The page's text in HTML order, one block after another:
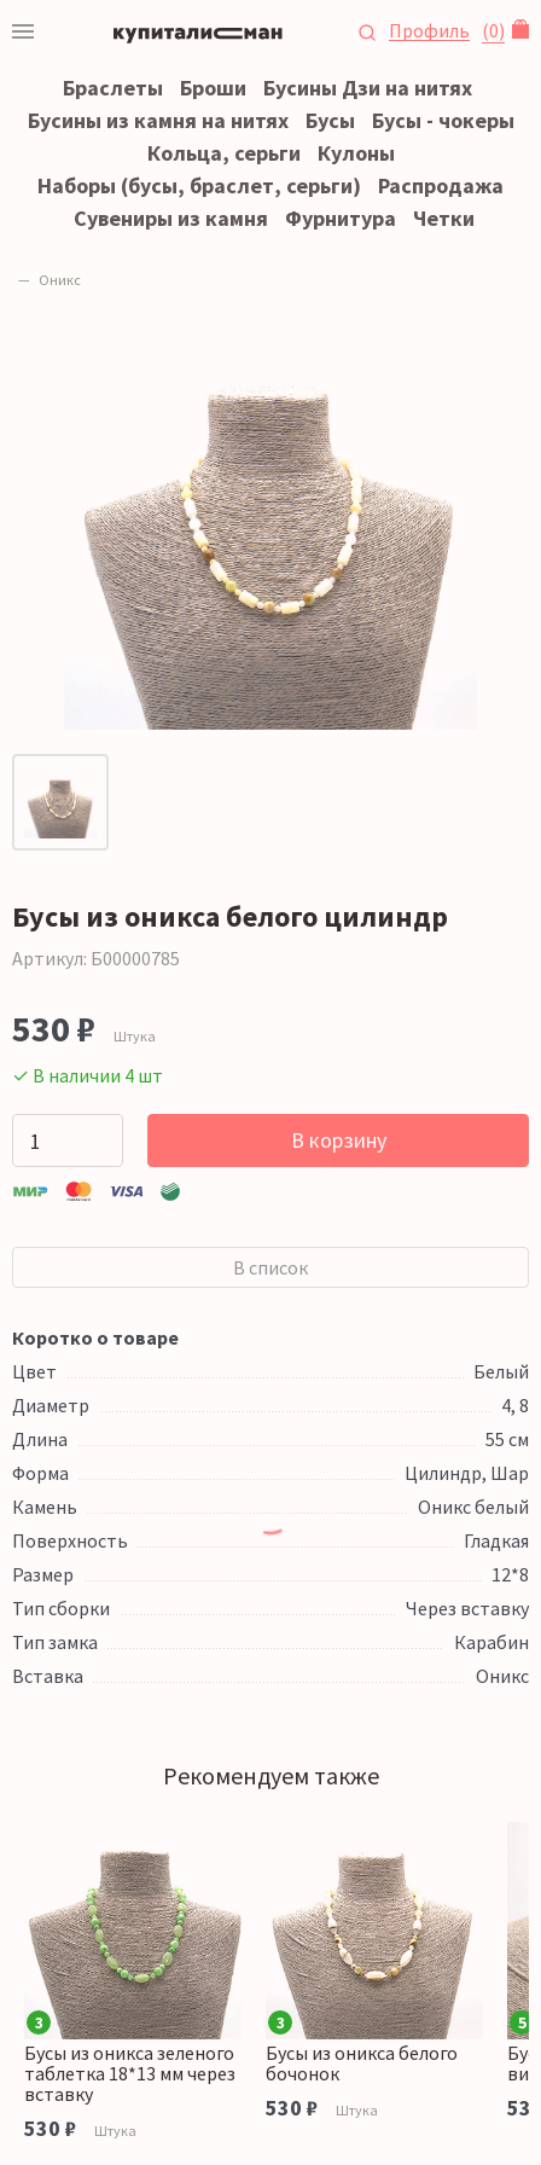
Профиль (0)
Браслеты Броши
Бусины Дзи на нитях
Бусины из камня на нитях
Бусы
Бусы - чокеры
Кольца, серьги
Кулоны
Наборы (бусы, браслет, серьги)
Распродажа
Сувениры из камня
Фурнитура Четки
Оникс
Бусы из оникса белого цилиндр
Артикул: Б00000785
530 ₽ Штука
✓ В наличии 4 шт
В корзину
В список
Коротко о товаре
Цвет
Белый
Диаметр
4, 8
Длина
55 см
Форма
Цилиндр, Шар
Камень
Оникс белый
Поверхность
Гладкая
Размер
12*8
Тип сборки
Через вставку
Тип замка
Карабин
Вставка
Оникс
Рекомендуем также
3
Бусы из оникса зеленого
таблетка 18*13 мм через
вставку
530 ₽ Штука
3
Бусы из оникса белого
бочонок
530 ₽ Штука
5